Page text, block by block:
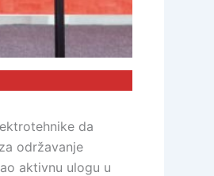
da
održavanje
aktivnu ulogu u